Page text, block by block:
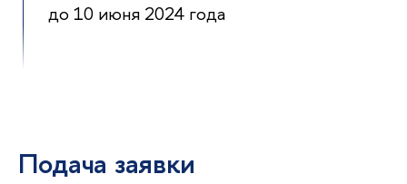
до 10 июня 2024 года
Подача заявки